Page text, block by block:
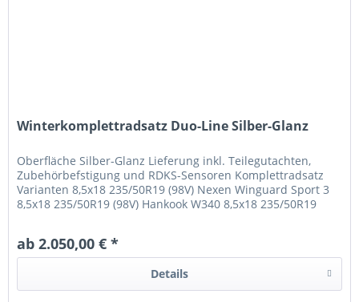
Winterkomplettradsatz Duo-Line Silber-Glanz
Oberfläche Silber-Glanz Lieferung inkl. Teilegutachten,
Zubehörbefstigung und RDKS-Sensoren Komplettradsatz
Varianten 8,5x18 235/50R19 (98V) Nexen Winguard Sport 3
8,5x18 235/50R19 (98V) Hankook W340 8,5x18 235/50R19
ab 2.050,00 € *
Details